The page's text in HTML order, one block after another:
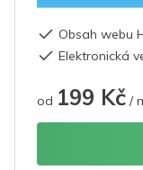
Obsah webu
Elektronická
od 199 Kč /